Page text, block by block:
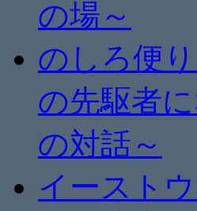
の場～
のしろ便
の先駆者
の対話～
イースト